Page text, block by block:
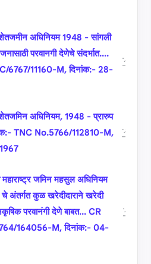
अधिनियम 1948 - सांगली
परवानगी देणेचे संदर्भात....
6767/11160-M, दिनांक:- 28-
अधिनियम, 1948 - प्रारुप
TNC No.5766/112810-M,
जमिन महसुल अधिनियम
कुळ खरेदीदाराने खरेदी
परवानंगी देणे बाबत... CR
164056-M, दिनांक:- 04-